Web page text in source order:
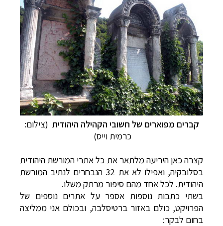
קברים מפוארים של חשובי הקהילה היהודית (צילום:
כרמית וייס)
קצרה כאן היריעה מלתאר את כל אתרי המורשת היהודית
בסלובקיה, ואפילו לא את 32 הנבחרים לנתיב המורשת
היהודית. לכל אחד מהם סיפור מרתק משלו.
בשתי כתבות נוספות אספר על אתרים נוספים של
הפרויקט, כולם באזור ברטיסלבה, ובכולם אני ממליצה
בחום לבקר: